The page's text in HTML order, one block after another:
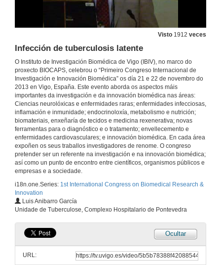
Visto 1912 veces
Infección de tuberculosis latente
O Instituto de Investigación Biomédica de Vigo (IBIV), no marco do
proxecto BIOCAPS, celebrou o “Primeiro Congreso Internacional de
Investigación e Innovación Biomédica” os día 21 e 22 de novembro do
2013 en Vigo, España. Este evento aborda os aspectos máis
importantes da investigación e da innovación biomédica nas áreas:
Ciencias neurolóxicas e enfermidades raras; enfermidades infecciosas,
inflamación e inmunidade; endocrinoloxía, metabolismo e nutrición;
biomateriais, enxeñaría de tecidos e medicina rexenerativa; novas
ferramentas para o diagnóstico e o tratamento; envellecemento e
enfermidades cardiovasculares; e innovación biomédica. En cada área
expoñen os seus traballos investigadores de renome. O congreso
pretender ser un referente na investigación e na innovación biomédica;
así como un punto de encontro entre científicos, organismos públicos e
empresas e a sociedade.
i18n.one.Series: 1st International Congress on Biomedical Research &
Innovation
Luis Anibarro García
Unidade de Tuberculose, Complexo Hospitalario de Pontevedra
Ocultar
URL:
BIOCAPS (Biomedical Capacities Support Program)
21 de nov. de 2013
Horizon 2020, un novo programa para a investigación e a innovación en Europa
21 de nov. de 2013
Presentación de Andrew Mckenzie
21 de nov. de 2013